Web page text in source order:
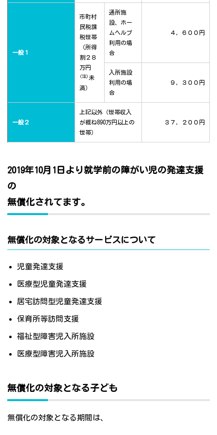
一般１
市町村
民税課
税世帯
（所得
割２８
万円
(注) 未
満）
通所施
設、ホー
ムヘルプ
利用の場
合
４，６００円
入所施設
利用の場
合
９，３００円
一般２
上記以外（世帯収入
が概ね890万円以上の
世帯）
３７，２００円
2019年10月1日より就学前の障がい児の発達支援
の
無償化されてます。
無償化の対象となるサービスについて
児童発達支援
医療型児童発達支援
居宅訪問型児童発達支援
保育所等訪問支援
福祉型障害児入所施設
医療型障害児入所施設
無償化の対象となる子ども
無償化の対象となる期間は、